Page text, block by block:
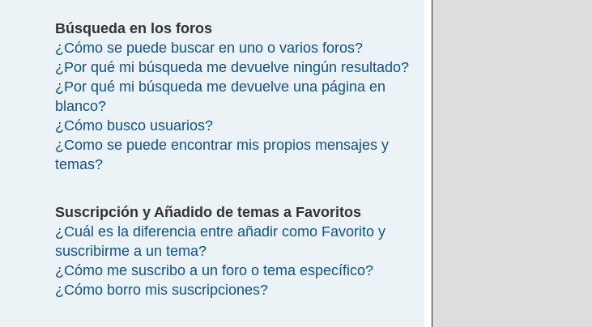
Búsqueda en los foros
¿Cómo se puede buscar en uno o varios foros?
¿Por qué mi búsqueda me devuelve ningún resultado?
¿Por qué mi búsqueda me devuelve una página en
blanco?
¿Cómo busco usuarios?
¿Como se puede encontrar mis propios mensajes y
temas?
Suscripción y Añadido de temas a Favoritos
¿Cuál es la diferencia entre añadir como Favorito y
suscribirme a un tema?
¿Cómo me suscribo a un foro o tema específico?
¿Cómo borro mis suscripciones?